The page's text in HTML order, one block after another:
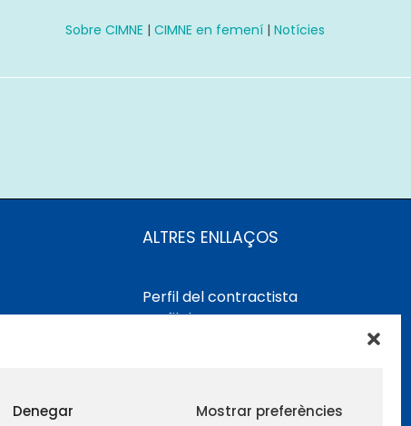
Denegar Mostrar preferències
Sobre CIMNE |CIMNE en femení |Notícies
ALTRES ENLLAÇOS
Perfil del contractista
Perfil de Contractant CIMNE